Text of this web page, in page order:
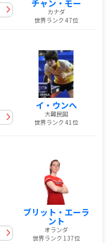
チャン・モー
カナダ
世界ランク 47位
イ・ウンヘ
大韓民国
世界ランク 41位
ブリット・エーラ
ント
オランダ
世界ランク 137位